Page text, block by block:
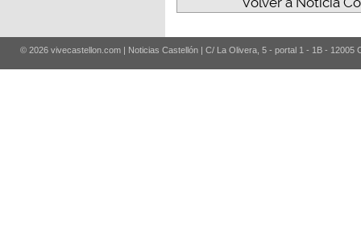
© 2026 vivecastellon.com | Noticias Castellón | C/ La Olivera, 5 - portal 1 - 1B - 12005